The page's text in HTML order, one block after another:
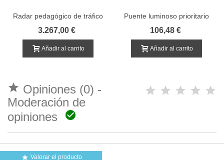
Radar pedagógico de tráfico
3.267,00 €
Añadir al carrito
Puente luminoso prioritario
compacto R65
106,48 €
Añadir al carrito
 Opiniones (0) -
Moderación de
opiniones

 Valorar el producto